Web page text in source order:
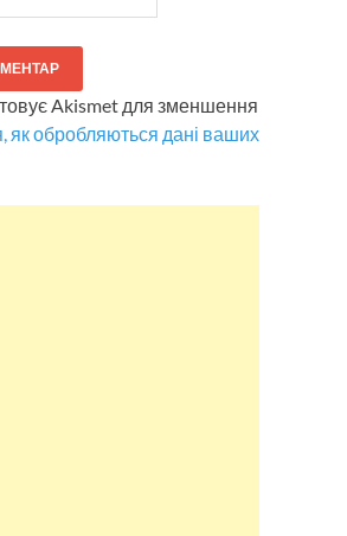
Akismet для зменшення
як обробляються дані ваших